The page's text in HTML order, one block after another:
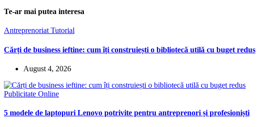
Te-ar mai putea interesa
Antreprenoriat Tutorial
Cărți de business ieftine: cum îți construiești o bibliotecă utilă cu buget redus
August 4, 2026
Publicitate Online
5 modele de laptopuri Lenovo potrivite pentru antreprenori și profesioniști